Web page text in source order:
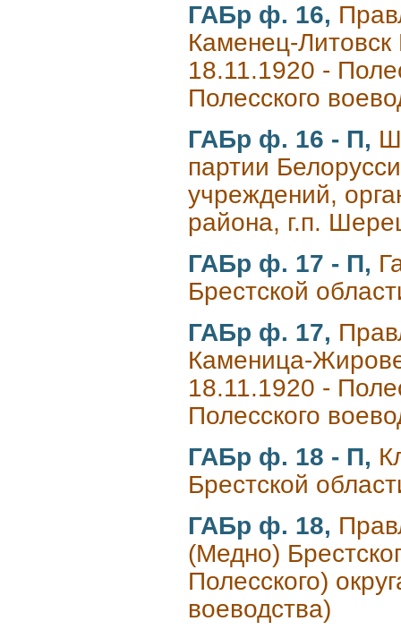
ГАБр ф. 16,
Каменец-Литовск
18.11.1920 -
Полесского
ГАБр ф. 16 - П,
партии
учреждений,
района, г.п.
ГАБр ф. 17 - П,
Брестской
ГАБр ф. 17,
Каменица-
18.11.1920 -
Полесского
ГАБр ф. 18 - П,
Брестской
ГАБр ф. 18,
(Медно)
Полесского)
воеводства)